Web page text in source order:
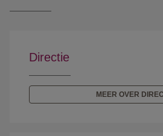
Directie
MEER OVER